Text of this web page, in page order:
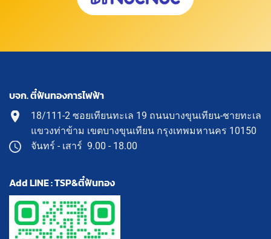
บจก. ตี๋ฟันทองการไฟฟ้า
18/111-2 ซอยเทียนทะเล 19 ถนนบางขุนเทียน-ชายทะเล
แขวงท่าข้าม เขตบางขุนเทียน กรุงเทพมหานคร 10150
จันทร์ - เสาร์ 9.00 - 18.00
Add LINE : TSP&ตี๋ฟันทอง